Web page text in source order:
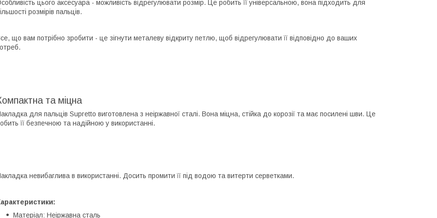
цього аксесуара - можливість відрегулювати розмір. Це робить її універсальною, вона підходить для
розмірів пальців.
що вам потрібно зробити - це зігнути металеву відкриту петлю, щоб відрегулювати її відповідно до ваших
та міцна
для пальців Supretto виготовлена з неіржавної сталі. Вона міцна, стійка до корозії та має посилені шви. Це
її безпечною та надійною у використанні.
невибаглива в використанні. Досить промити її під водою та витерти серветками.
Матеріал: Неіржавна сталь